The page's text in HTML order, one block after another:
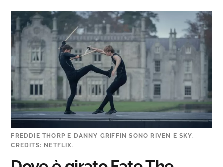
FREDDIE THORP E DANNY GRIFFIN SONO RIVEN E SKY.
CREDITS: NETFLIX.